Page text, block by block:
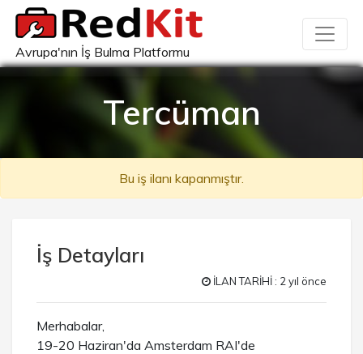
Avrupa'nın İş Bulma Platformu
Tercüman
Bu iş ilanı kapanmıştır.
İş Detayları
İLAN TARİHİ : 2 yıl önce
Merhabalar,
19-20 Haziran'da Amsterdam RAI'de